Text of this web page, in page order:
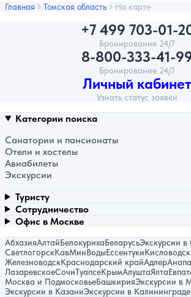
Главная Томская область На карте
+7 499 703-01-
Бронирование 24/7
8-800-333-41-
Бронирование 24/7
Личный кабинет
Узнать статус заявки
Категории поиска
Санатории и пансионаты
Отели и хостелы
Авиабилеты
Экскурсии
Туристу
Сотрудничество
Офис в Москве
АбхазияАлтайБелокурихаБеларусьЭкскурсии в
СветлогорскКавМинВодыЕссентукиКисловодск
ЖелезноводскКраснодарский крайАдлерАнапа
ЛазаревскоеСочиТуапсеКрымАлуштаЯлта
Москва и ПодмосковьеБашкирияЭкскурсии в
Экскурсии в КазаниЭкскурсии в Калининграде